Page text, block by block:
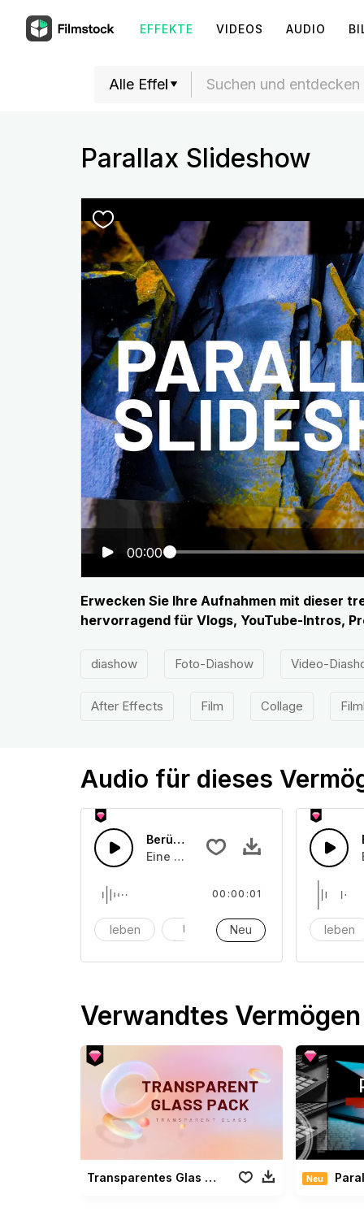
EFFEKTE VIDEOS AUDIO
Parallax Slideshow
00:00
Erwecken Sie Ihre Aufnahmen mit dieser
hervorragend für Vlogs, YouTube-Intros,
diashow Foto-Diashow Video-
After Effects Film Collage
Audio für dieses
Berührung von Glas 33
Eine Ansammlung von einem oder
leben Uhr Alarm
00:00:01
Neu leben
Verwandtes Vermögen
Transparentes Glas Paket Neu